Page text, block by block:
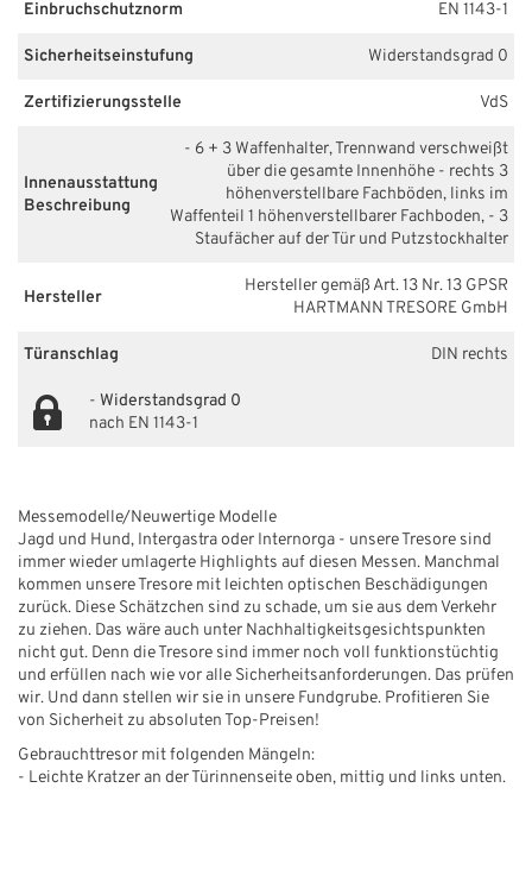
Einbruchschutznorm EN 1143-1
Sicherheitseinstufung Widerstandsgrad 0
Zertifizierungsstelle VdS
Innenausstattung
Beschreibung
- 6 + 3 Waffenhalter, Trennwand verschweißt
über die gesamte Innenhöhe - rechts 3
höhenverstellbare Fachböden, links im
Waffenteil 1 höhenverstellbarer Fachboden, - 3
Staufächer auf der Tür und Putzstockhalter
Hersteller
Hersteller gemäß Art. 13 Nr. 13 GPSR
HARTMANN TRESORE GmbH
Türanschlag DIN rechts
- Widerstandsgrad 0
nach EN 1143-1
Messemodelle/Neuwertige Modelle
Jagd und Hund, Intergastra oder Internorga - unsere Tresore sind
immer wieder umlagerte Highlights auf diesen Messen. Manchmal
kommen unsere Tresore mit leichten optischen Beschädigungen
zurück. Diese Schätzchen sind zu schade, um sie aus dem Verkehr
zu ziehen. Das wäre auch unter Nachhaltigkeitsgesichtspunkten
nicht gut. Denn die Tresore sind immer noch voll funktionstüchtig
und erfüllen nach wie vor alle Sicherheitsanforderungen. Das prüfen
wir. Und dann stellen wir sie in unsere Fundgrube. Profitieren Sie
von Sicherheit zu absoluten Top-Preisen!
Gebrauchttresor mit folgenden Mängeln:
- Leichte Kratzer an der Türinnenseite oben, mittig und links unten.